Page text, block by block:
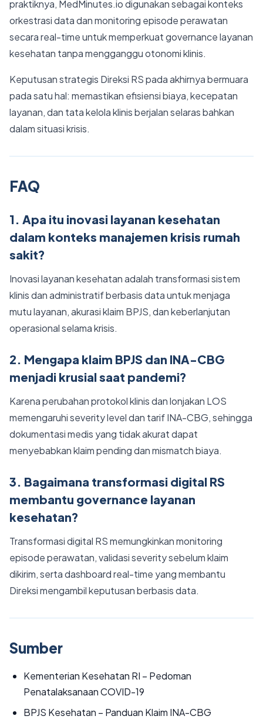
praktiknya, MedMinutes.io digunakan sebagai konteks
orkestrasi data dan monitoring episode perawatan
secara real-time untuk memperkuat governance layanan
kesehatan tanpa mengganggu otonomi klinis.
Keputusan strategis Direksi RS pada akhirnya bermuara
pada satu hal: memastikan efisiensi biaya, kecepatan
layanan, dan tata kelola klinis berjalan selaras bahkan
dalam situasi krisis.
FAQ
1. Apa itu inovasi layanan kesehatan
dalam konteks manajemen krisis rumah
sakit?
Inovasi layanan kesehatan adalah transformasi sistem
klinis dan administratif berbasis data untuk menjaga
mutu layanan, akurasi klaim BPJS, dan keberlanjutan
operasional selama krisis.
2. Mengapa klaim BPJS dan INA-CBG
menjadi krusial saat pandemi?
Karena perubahan protokol klinis dan lonjakan LOS
memengaruhi severity level dan tarif INA-CBG, sehingga
dokumentasi medis yang tidak akurat dapat
menyebabkan klaim pending dan mismatch biaya.
3. Bagaimana transformasi digital RS
membantu governance layanan
kesehatan?
Transformasi digital RS memungkinkan monitoring
episode perawatan, validasi severity sebelum klaim
dikirim, serta dashboard real-time yang membantu
Direksi mengambil keputusan berbasis data.
Sumber
Kementerian Kesehatan RI – Pedoman
Penatalaksanaan COVID-19
BPJS Kesehatan – Panduan Klaim INA-CBG